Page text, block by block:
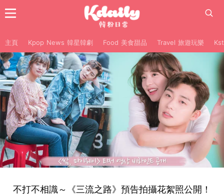
主頁 Kpop News 韓星韓劇 Food 美食甜品 Travel 旅遊玩樂
不打不相識～《三流之路》預告拍攝花絮照公開！